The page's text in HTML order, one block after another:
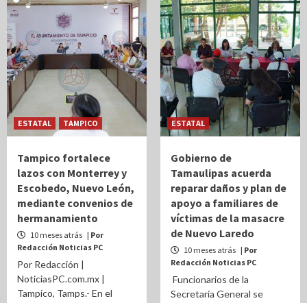
ESTATAL TAMPICO
Tampico fortalece
lazos con Monterrey y
Escobedo, Nuevo León,
mediante convenios de
hermanamiento
10 meses atrás | Por
Redacción Noticias PC
Por Redacción |
NoticiasPC.com.mx |
Tampico, Tamps.- En el
ESTATAL
Gobierno de
Tamaulipas acuerda
reparar daños y plan de
apoyo a familiares de
víctimas de la masacre
de Nuevo Laredo
10 meses atrás | Por
Redacción Noticias PC
Funcionarios de la
Secretaría General se